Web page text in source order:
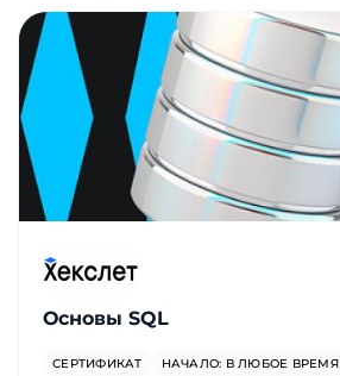
Основы SQL
СЕРТИФИКАТ
НАЧАЛО: В ЛЮБОЕ ВРЕМЯ